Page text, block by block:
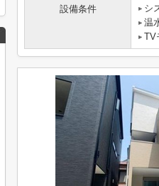
設備条件
シ
温
TV